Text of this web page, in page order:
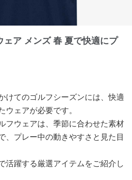
ェア メンズ 春 夏で快適にプ
けてのゴルフシーズンには、快適
ェアが必要です。
フウェアは、季節に合わせた素材
、プレー中の動きやすさと見た目
活躍する厳選アイテムをご紹介し